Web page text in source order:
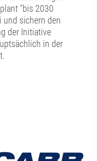
"bis 2030
und sichern den
der Initiative
in der